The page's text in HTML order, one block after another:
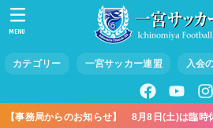
カテゴリー 一宮サッカー連盟 入会
MENU
【事務局からのお知らせ】 8月8日(土)は臨時